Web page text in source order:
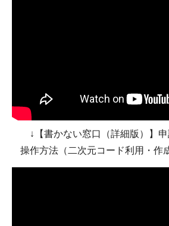
↓【書かない窓口（詳細版）】
操作方法（二次元コード利用・作